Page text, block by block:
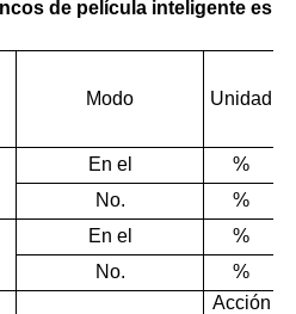
de película inteligente
Modo Unidad
En el
%
No.
%
En el
%
No.
%
Acción